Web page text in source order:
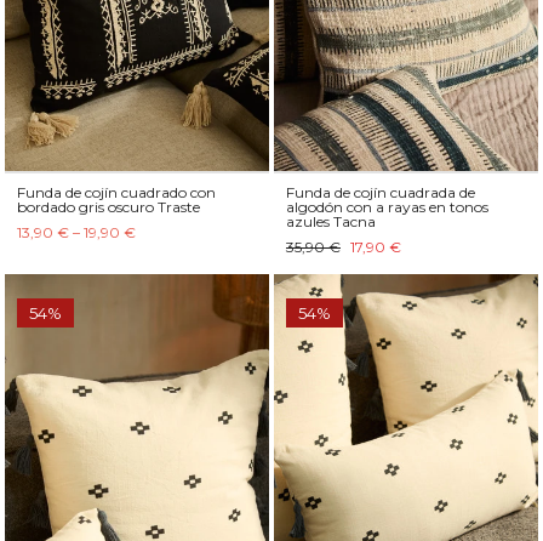
Funda de cojín cuadrado con
bordado gris oscuro Traste
13,90 € – 19,90 €
Funda de cojín cuadrada de
algodón con a rayas en tonos
azules Tacna
35,90 € 17,90 €
54% 54%